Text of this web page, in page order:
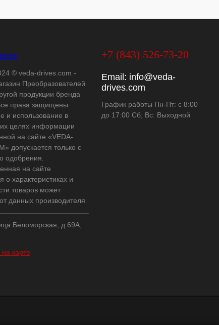
© veda-drives.com -
Преобразователей
продукции бренда
права защищены.
и использование в
целях информации
на сайте «VEDA-
допускается только с
одобрения.
на сайте
о характеристиках и
товаров может
данных производителя
Беломорская, д.69А,
карте
+7 (843) 526-73-20
Email: info@veda-
drives.com
График работы Пн-Пт: с 8:00
до 17:00 Сб, Вс: Выходной